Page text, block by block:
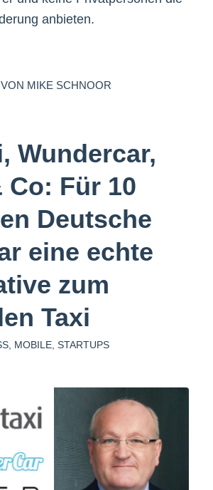
anbieten.
VON MIKE SCHNOOR
Wundercar,
Co: Für 10
Deutsche
eine echte
zum
Taxi
, MOBILE, STARTUPS